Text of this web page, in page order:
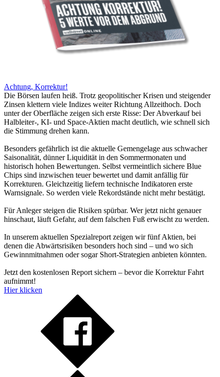
Achtung, Korrektur!
Die Börsen laufen heiß. Trotz geopolitischer Krisen und steigender
Zinsen klettern viele Indizes weiter Richtung Allzeithoch. Doch
unter der Oberfläche zeigen sich erste Risse: Der Abverkauf bei
Halbleiter-, KI- und Space-Aktien macht deutlich, wie schnell sich
die Stimmung drehen kann.
Besonders gefährlich ist die aktuelle Gemengelage aus schwacher
Saisonalität, dünner Liquidität in den Sommermonaten und
historisch hohen Bewertungen. Selbst vermeintlich sichere Blue
Chips sind inzwischen teuer bewertet und damit anfällig für
Korrekturen. Gleichzeitig liefern technische Indikatoren erste
Warnsignale. So werden viele Rekordstände nicht mehr bestätigt.
Für Anleger steigen die Risiken spürbar. Wer jetzt nicht genauer
hinschaut, läuft Gefahr, auf dem falschen Fuß erwischt zu werden.
In unserem aktuellen Spezialreport zeigen wir fünf Aktien, bei
denen die Abwärtsrisiken besonders hoch sind – und wo sich
Gewinnmitnahmen oder sogar Short-Strategien anbieten könnten.
Jetzt den kostenlosen Report sichern – bevor die Korrektur Fahrt
aufnimmt!
Hier klicken